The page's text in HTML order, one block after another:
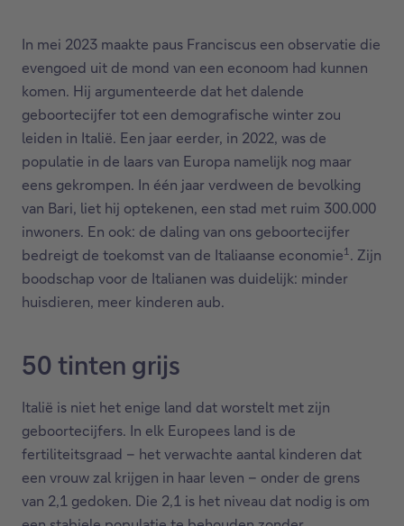
In mei 2023 maakte paus Franciscus een observatie die
evengoed uit de mond van een econoom had kunnen
komen. Hij argumenteerde dat het dalende
geboortecijfer tot een demografische winter zou
leiden in Italië. Een jaar eerder, in 2022, was de
populatie in de laars van Europa namelijk nog maar
eens gekrompen. In één jaar verdween de bevolking
van Bari, liet hij optekenen, een stad met ruim 300.000
inwoners. En ook: de daling van ons geboortecijfer
bedreigt de toekomst van de Italiaanse economie1 . Zijn
boodschap voor de Italianen was duidelijk: minder
huisdieren, meer kinderen aub.
50 tinten grijs
Italië is niet het enige land dat worstelt met zijn
geboortecijfers. In elk Europees land is de
fertiliteitsgraad – het verwachte aantal kinderen dat
een vrouw zal krijgen in haar leven – onder de grens
van 2,1 gedoken. Die 2,1 is het niveau dat nodig is om